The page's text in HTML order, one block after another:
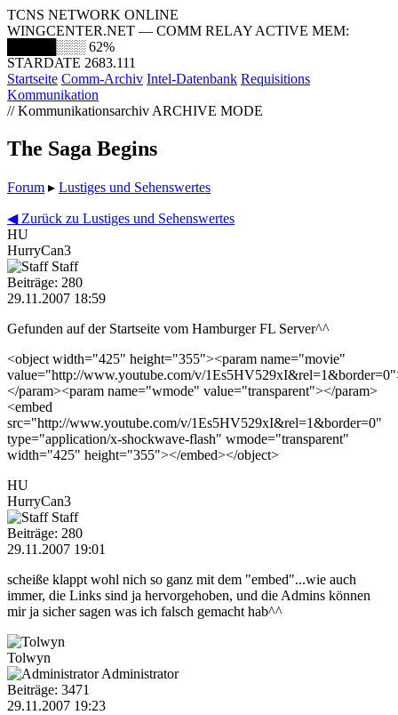
TCNS NETWORK ONLINE
WINGCENTER.NET — COMM RELAY ACTIVE MEM:
█████░░░ 62%
STARDATE 2683.111
Startseite Comm-Archiv Intel-Datenbank Requisitions
Kommunikation
// Kommunikationsarchiv ARCHIVE MODE
The Saga Begins
Forum ▸ Lustiges und Sehenswertes
◀ Zurück zu Lustiges und Sehenswertes
HU
HurryCan3
Staff
Beiträge: 280
29.11.2007 18:59
Gefunden auf der Startseite vom Hamburger FL Server^^
<object width="425" height="355"><param name="movie"
value="http://www.youtube.com/v/
</param><param name="wmode" value="transparent"></param>
<embed
src="http://www.youtube.com/v/1Es5HV529xI&rel=1&border=0"
type="application/x-shockwave-flash" wmode="transparent"
width="425" height="355"></embed></object>
HU
HurryCan3
Staff
Beiträge: 280
29.11.2007 19:01
scheiße klappt wohl nich so ganz mit dem "embed"...wie auch
immer, die Links sind ja hervorgehoben, und die Admins können
mir ja sicher sagen was ich falsch gemacht hab^^
Tolwyn
Administrator
Beiträge: 3471
29.11.2007 19:23